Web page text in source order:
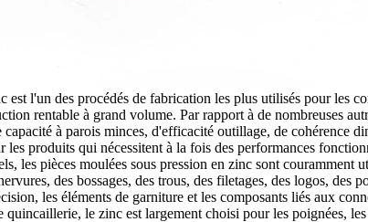
est l'un des procédés de fabrication les plus utilisés pour les
rentable à grand volume. Par rapport à de nombreuses
à parois minces, d'efficacité outillage, de cohérence
les produits qui nécessitent à la fois des performances
les pièces moulées sous pression en zinc sont
des bossages, des trous, des filetages, des logos,
les éléments de garniture et les composants liés aux
quincaillerie, le zinc est largement choisi pour les poignées,